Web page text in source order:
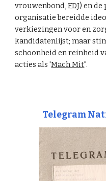
vrouwenbond,FDJ) en
organisatie bereidde
verkiezingen voor en
kandidatenlijst; maar
schoonheid en reinheid
acties als 'Mach Mit".
Telegram